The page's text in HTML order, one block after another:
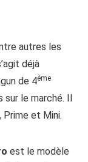
autres les
déjà
de 4ème
sur le marché. Il
Prime et Mini.
est le modèle